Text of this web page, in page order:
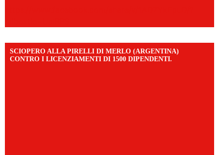
SCIOPERO ALLA PIRELLI DI MERLO (ARGENTINA)
CONTRO I LICENZIAMENTI DI 1500 DIPENDENTI.